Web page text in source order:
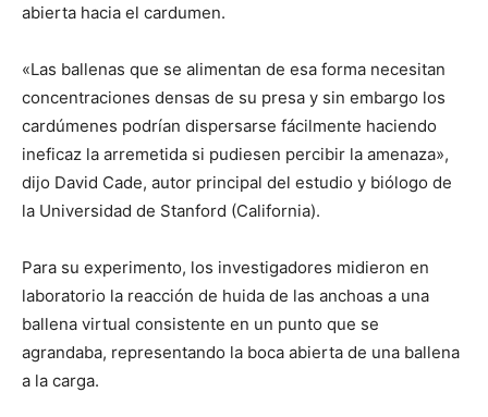
abierta hacia el cardumen.
«Las ballenas que se alimentan de esa forma necesitan
concentraciones densas de su presa y sin embargo los
cardúmenes podrían dispersarse fácilmente haciendo
ineficaz la arremetida si pudiesen percibir la amenaza»,
dijo David Cade, autor principal del estudio y biólogo de
la Universidad de Stanford (California).
Para su experimento, los investigadores midieron en
laboratorio la reacción de huida de las anchoas a una
ballena virtual consistente en un punto que se
agrandaba, representando la boca abierta de una ballena
a la carga.